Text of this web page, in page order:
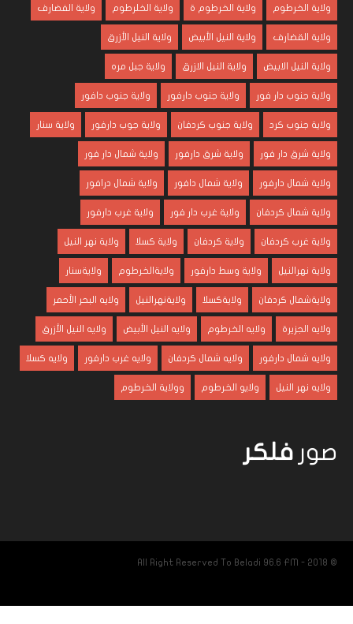
ولاية الخرطوم ولاية الخرطوم ة ولاية الخلرطوم ولاية الفضارف
ولاية القضارف ولاية النيل الأبيض ولاية النيل الأزرق
ولاية النيل الابيض ولاية النيل الازرق ولاية جبل مره
ولاية جنوب دار فور ولاية جنوب دارفور ولاية جنوب دافور
ولاية جنوب كرد ولاية جنوب كردفان ولاية جوب دارفور ولاية سنار
ولاية شرق دار فور ولاية شرق دارفور ولاية شمال دار فور
ولاية شمال دارفور ولاية شمال دافور ولاية شمال درافور
ولاية شمال كردفان ولاية غرب دار فور ولاية غرب دارفور
ولاية غرب كردفان ولاية كردفان ولاية كسلا ولاية نهر النيل
ولاية نهرالنيل ولاية وسط دارفور ولايةالخرطوم ولايةسنار
ولايةشمال كردفان ولايةكسلا ولايةنهرالنيل ولايه البحر الأحمر
ولايه الجزيرة ولايه الخرطوم ولايه النيل الأبيض ولايه النيل الأزرق
ولايه شمال دارفور ولايه شمال كردفان ولايه غرب دارفور ولايه كسلا
ولايه نهر النيل ولايو الخرطوم وولاية الخرطوم
صور فلكر
© 2018 - All Right Reserved To Beladi 96.6 FM